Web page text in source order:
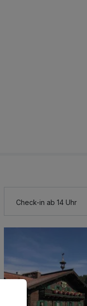
Check-in ab 14 Uhr